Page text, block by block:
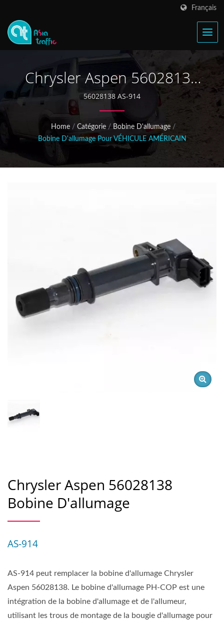
Français
Chrysler Aspen 56028138
Bobine D'allumage
56028138 AS-914
Home / Catégorie / Bobine D'allumage /
Bobine D'allumage Pour VÉHICULE AMÉRICAIN
Chrysler Aspen 56028138
Bobine D'allumage
AS-914
AS-914 peut remplacer la bobine d'allumage Chrysler
Aspen 56028138. Le bobine d'allumage PH-COP est une
intégration de la bobine d'allumage et de l'allumeur,
utilisant les trous de montage de la bougie d'allumage pour